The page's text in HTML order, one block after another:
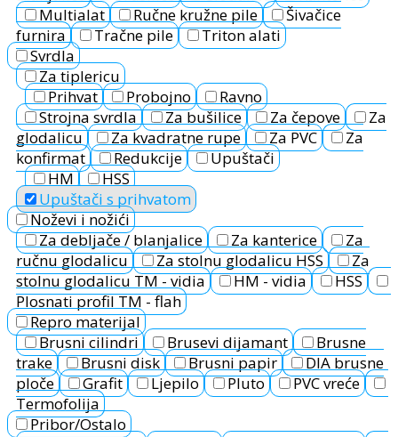
Multialat
Ručne kružne pile
Šivačice
furnira
Tračne pile
Triton alati
Svrdla
Za tiplericu
Prihvat
Probojno
Ravno
Strojna svrdla
Za bušilice Za čepove
Za
glodalicu
Za kvadratne rupe Za PVC
Za
konfirmat
Redukcije
Upuštači
HM
HSS
Upuštači s prihvatom
Noževi i nožići
Za debljače / blanjalice
Za kanterice
Za
ručnu glodalicu
Za stolnu glodalicu HSS
Za
stolnu glodalicu TM - vidia
HM - vidia
HSS
Plosnati profil TM - flah
Repro materijal
Brusni cilindri
Brusevi dijamant
Brusne
trake
Brusni disk Brusni papir
DIA brusne
ploče
Grafit Ljepilo Pluto
PVC vreće
Termofolija
Pribor/Ostalo